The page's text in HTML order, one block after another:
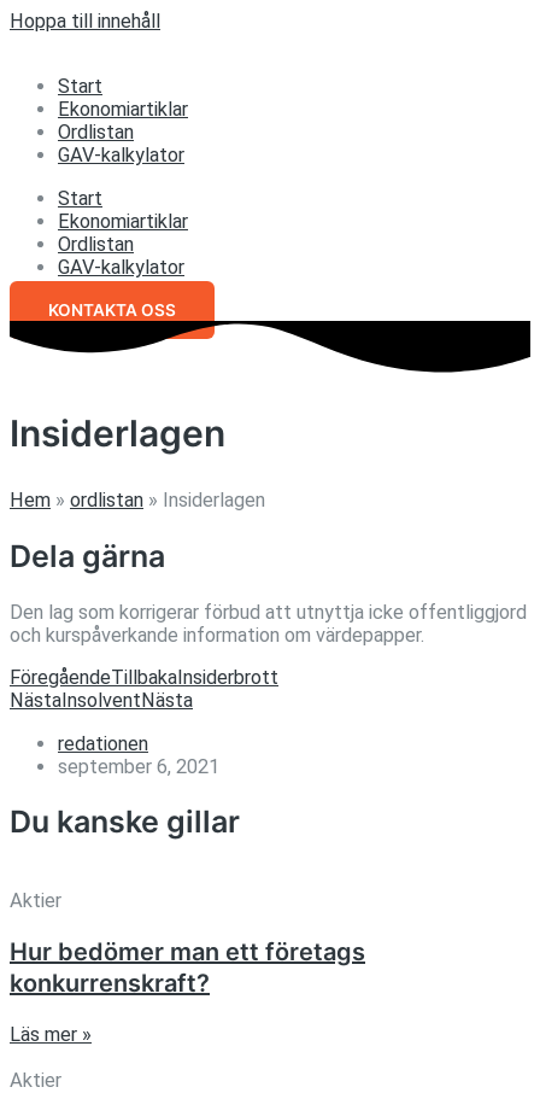
Hoppa till innehåll
Start
Ekonomiartiklar
Ordlistan
GAV-kalkylator
Start
Ekonomiartiklar
Ordlistan
GAV-kalkylator
KONTAKTA OSS
Insiderlagen
Hem » ordlistan » Insiderlagen
Dela gärna
Den lag som korrigerar förbud att utnyttja icke offentliggjord
och kurspåverkande information om värdepapper.
FöregåendeTillbakaInsiderbrott
NästaInsolventNästa
redationen
september 6, 2021
Du kanske gillar
Aktier
Hur bedömer man ett företags
konkurrenskraft?
Läs mer »
Aktier